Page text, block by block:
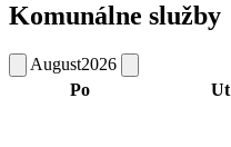
Komunálne služby
August2026
Po
Ut